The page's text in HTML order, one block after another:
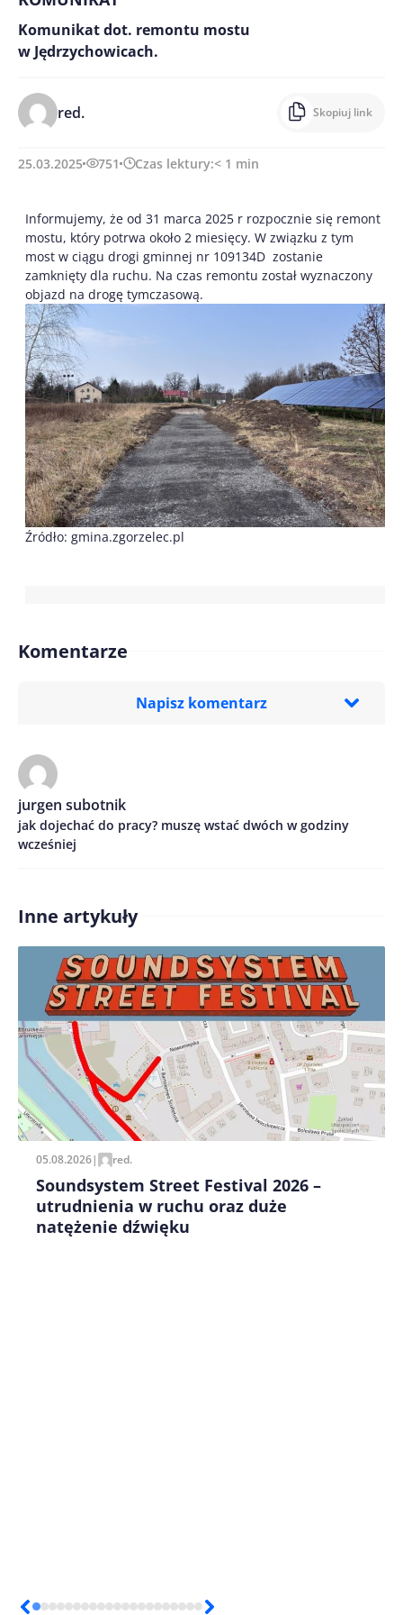
Komunikat dot. remontu mostu
w Jędrzychowicach.
red. Skopiuj link
25.03.2025 751 Czas lektury:< 1 min
Informujemy, że od 31 marca 2025 r rozpocznie się remont
mostu, który potrwa około 2 miesięcy. W związku z tym
most w ciągu drogi gminnej nr 109134D zostanie
zamknięty dla ruchu. Na czas remontu został wyznaczony
objazd na drogę tymczasową.
Źródło: gmina.zgorzelec.pl
Komentarze
Napisz komentarz
Treść komentarza*
Imię/ Nick*
Zapamiętaj moje dane w tej przeglądarce podczas
pisania kolejnych komentarzy.
jurgen subotnik
jak dojechać do pracy? muszę wstać dwóch w godziny
wcześniej
Inne artykuły
05.08.2026| red.
Soundsystem Street Festival 2026 –
utrudnienia w ruchu oraz duże
natężenie dźwięku